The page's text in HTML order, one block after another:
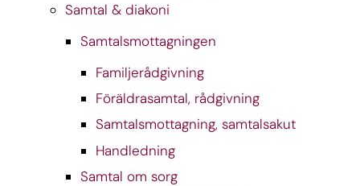
Samtal & diakoni
Samtalsmottagningen
Familjerådgivning
Föräldrasamtal, rådgivning
Samtalsmottagning, samtalsakut
Handledning
Samtal om sorg